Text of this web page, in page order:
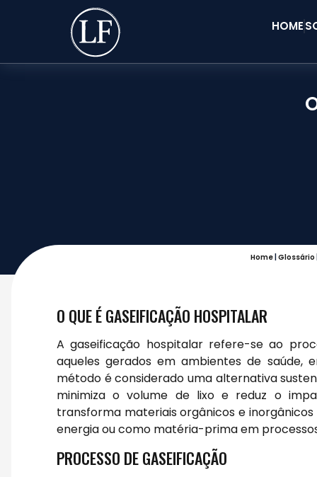
HOME
Home |Glossário
O QUE É GASEIFICAÇÃO HOSPITALAR
A gaseificação hospitalar refere-se ao
aqueles gerados em ambientes de saúde,
método é considerado uma alternativa
minimiza o volume de lixo e reduz o
transforma materiais orgânicos e
energia ou como matéria-prima em
PROCESSO DE GASEIFICAÇÃO